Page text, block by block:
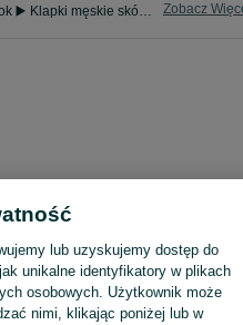
Szeroki wybór klapek męskich Białystok ▶️ Klapki męskie skórzane, basenowe, sportowe i plażowe w dobrych cenach ✌ Przeglądaj ogłoszenia na OLX.pl! Zobacz
lub uzyskujemy dostęp do
unikalne identyfikatory w plikach
osobowych. Użytkownik może
nimi, klikając poniżej lub w